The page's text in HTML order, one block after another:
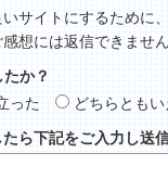
サイトにするために
想には返信できませ
か？
った どちらとも
ら下記をご入力し送信